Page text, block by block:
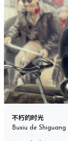
不朽的时光
Buxiu de Shiguang